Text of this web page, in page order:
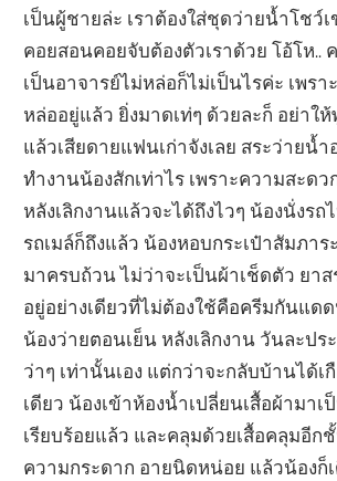
เป็นผู้ชายล่ะ เราต้องใส่ชุดว่ายน้ำโชว์
คอยสอนคอยจับต้องตัวเราด้วย โอ้โห..
เป็นอาจารย์ไม่หล่อก็ไม่เป็นไรค่ะ เพร
หล่ออยู่แล้ว ยิ่งมาดเท่ๆ ด้วยละก็ อย่าใ
แล้วเสียดายแฟนเก่าจังเลย สระว่ายน้
ทำงานน้องสักเท่าไร เพราะความสะดว
หลังเลิกงานแล้วจะได้ถึงไวๆ น้องนั่งรถ
รถเมล์ก็ถึงแล้ว น้องหอบกระเป๋าสัมภาร
มาครบถ้วน ไม่ว่าจะเป็นผ้าเช็ดตัว ยา
อยู่อย่างเดียวที่ไม่ต้องใช้คือครีมกันแดด
น้องว่ายตอนเย็น หลังเลิกงาน วันละป
ว่าๆ เท่านั้นเอง แต่กว่าจะกลับบ้านได้เ
เดียว น้องเข้าห้องน้ำเปลี่ยนเสื้อผ้ามา
เรียบร้อยแล้ว และคลุมด้วยเสื้อคลุมอีก
ความกระดาก อายนิดหน่อย แล้วน้องก็